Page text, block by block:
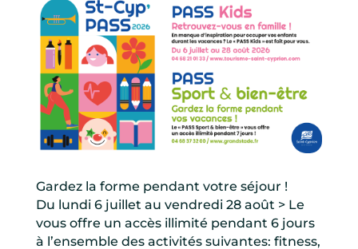
Gardez la forme pendant votre séjour !
Du lundi 6 juillet au vendredi 28 août > Le
vous offre un accès illimité pendant 6 jours
à l’ensemble des activités suivantes: fitness,